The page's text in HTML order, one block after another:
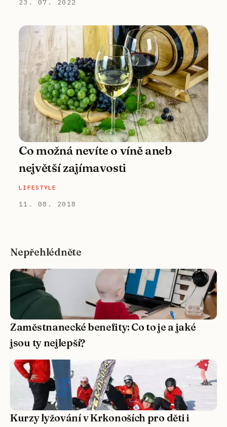
23. 07. 2022
Co možná nevíte o víně aneb
největší zajímavosti
LIFESTYLE
11. 08. 2018
Nepřehlédněte
Zaměstnanecké benefity: Co to je a jaké
jsou ty nejlepší?
Kurzy lyžování v Krkonoších pro děti i